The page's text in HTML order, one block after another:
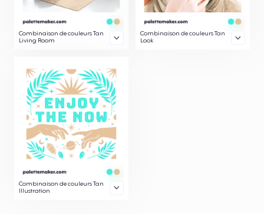
Combinaison de couleurs Tan
Living Room
Combinaison de couleurs Tan
Look
Combinaison de couleurs Tan
Illustration